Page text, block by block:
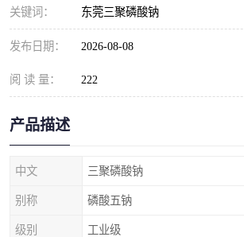
关键词： 东莞三聚磷酸钠
发布日期： 2026-08-08
阅 读 量： 222
产品描述
中文 三聚磷酸钠
别称 磷酸五钠
级别 工业级